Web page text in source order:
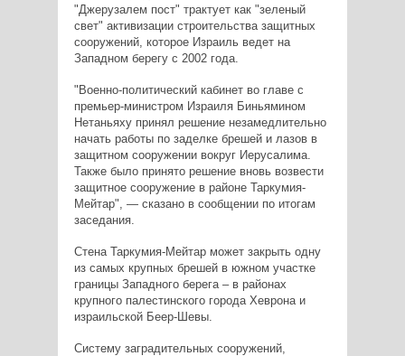
"Джерузалем пост" трактует как "зеленый
свет" активизации строительства защитных
сооружений, которое Израиль ведет на
Западном берегу с 2002 года.
"Военно-политический кабинет во главе с
премьер-министром Израиля Биньямином
Нетаньяху принял решение незамедлительно
начать работы по заделке брешей и лазов в
защитном сооружении вокруг Иерусалима.
Также было принято решение вновь возвести
защитное сооружение в районе Таркумия-
Мейтар", — сказано в сообщении по итогам
заседания.
Стена Таркумия-Мейтар может закрыть одну
из самых крупных брешей в южном участке
границы Западного берега – в районах
крупного палестинского города Хеврона и
израильской Беер-Шевы.
Систему заградительных сооружений,